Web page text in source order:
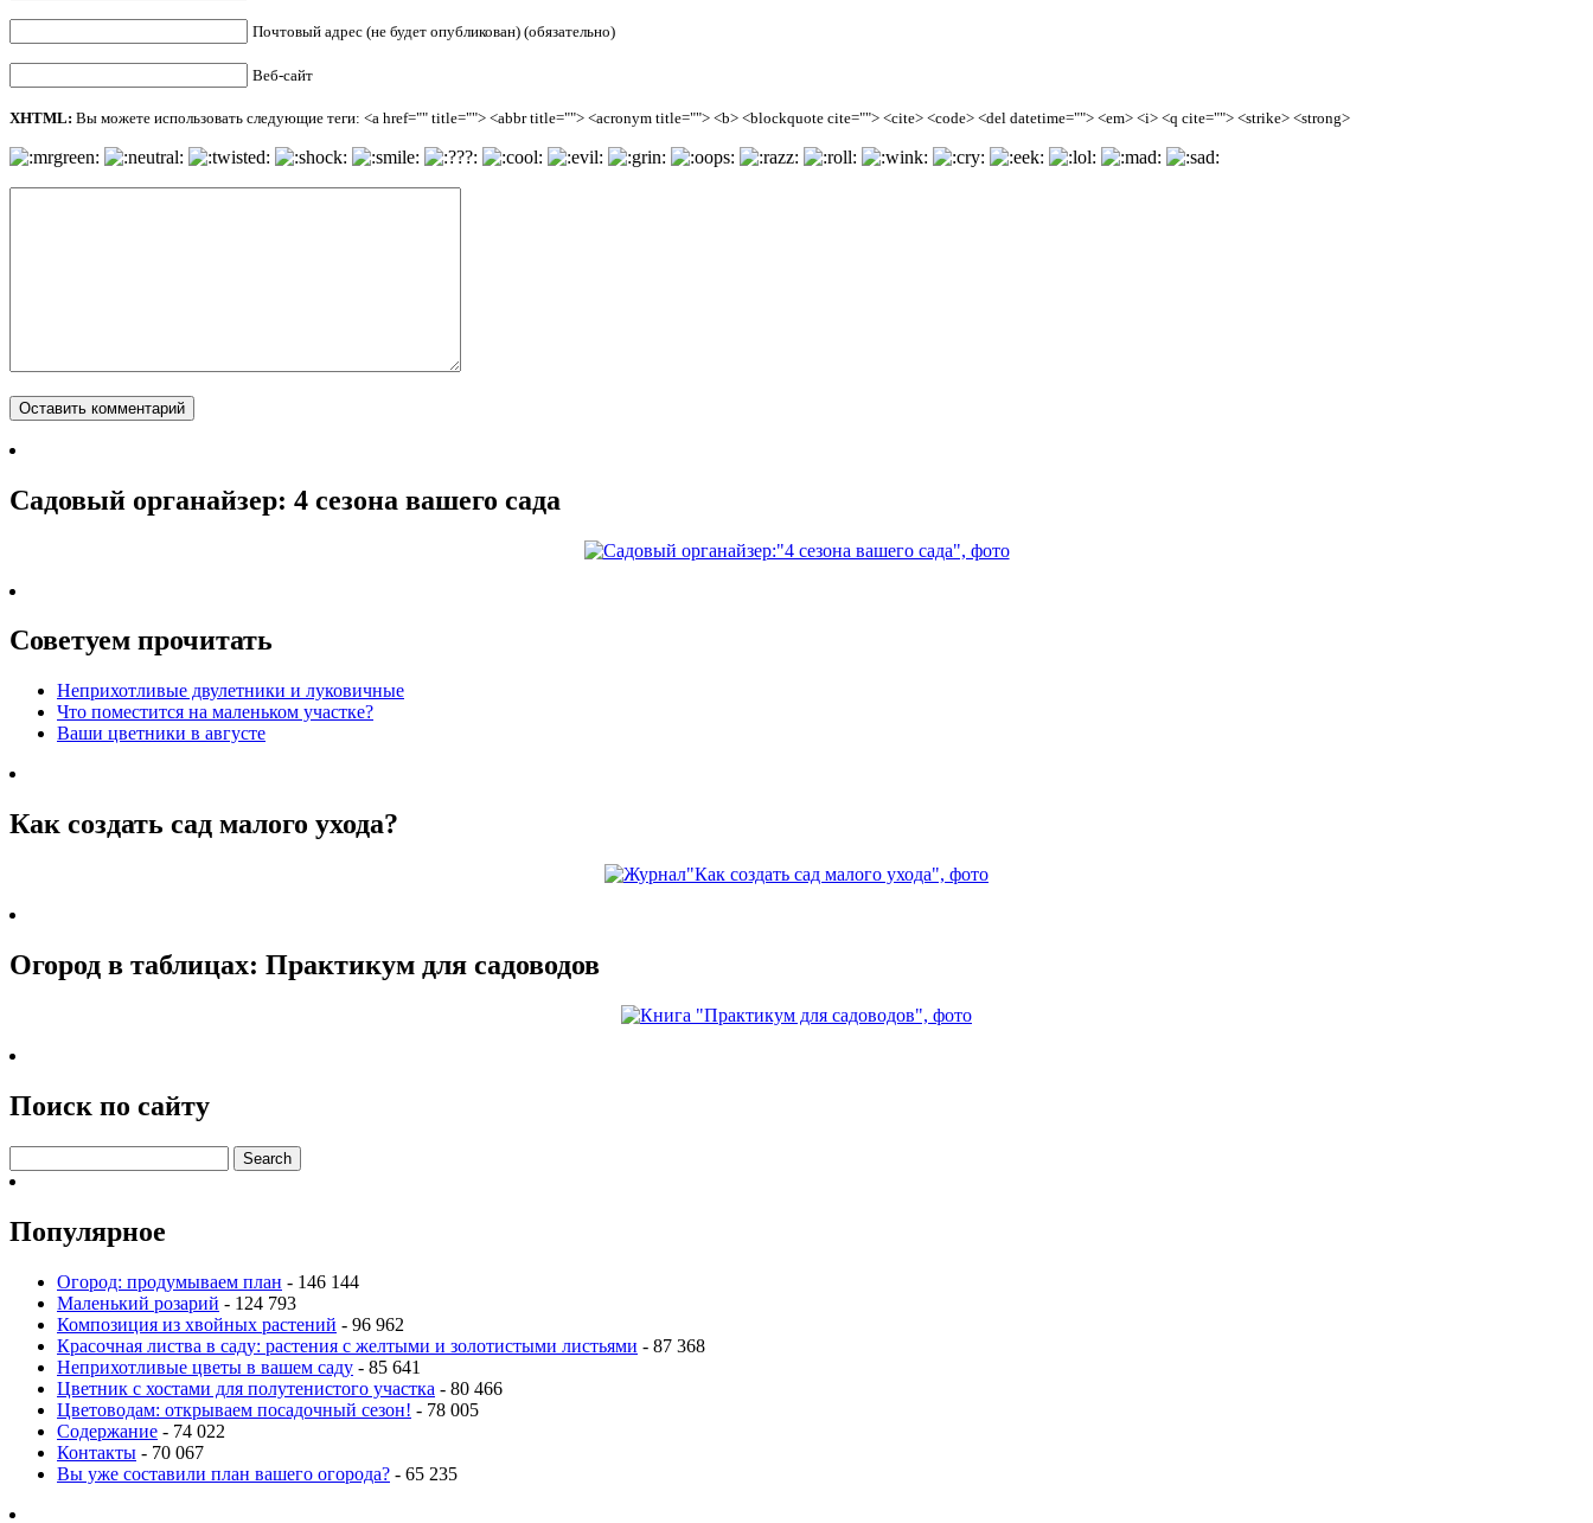
Почтовый адрес (не будет опубликован) (обязательно)
Веб-сайт
XHTML: Вы можете использовать следующие теги: <a href="" title=""> <abbr title=""> <acronym title=""> <b> <blockquote cite=""> <cite> <code> <del datetime=""> <em> <i> <q cite=""> <strike> <strong>
Садовый органайзер: 4 сезона вашего сада
Советуем прочитать
Неприхотливые двулетники и луковичные
Что поместится на маленьком участке?
Ваши цветники в августе
Как создать сад малого ухода?
Огород в таблицах: Практикум для садоводов
Поиск по сайту
Популярное
Огород: продумываем план - 146 144
Маленький розарий - 124 793
Композиция из хвойных растений - 96 962
Красочная листва в саду: растения с желтыми и золотистыми листьями - 87 368
Неприхотливые цветы в вашем саду - 85 641
Цветник с хостами для полутенистого участка - 80 466
Цветоводам: открываем посадочный сезон! - 78 005
Содержание - 74 022
Контакты - 70 067
Вы уже составили план вашего огорода? - 65 235